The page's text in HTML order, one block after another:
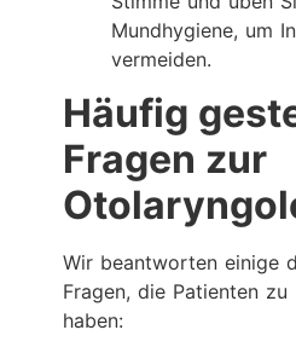
Mundhygiene, um
vermeiden.
Häufig
Fragen zur
Wir beantworten einige
Fragen, die Patienten zu
haben: